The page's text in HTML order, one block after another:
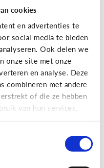
cookies
en advertenties te
social media te bieden
Ook delen we
onze site met onze
en analyse. Deze
combineren met andere
of die ze hebben
van hun services.
VR en AR